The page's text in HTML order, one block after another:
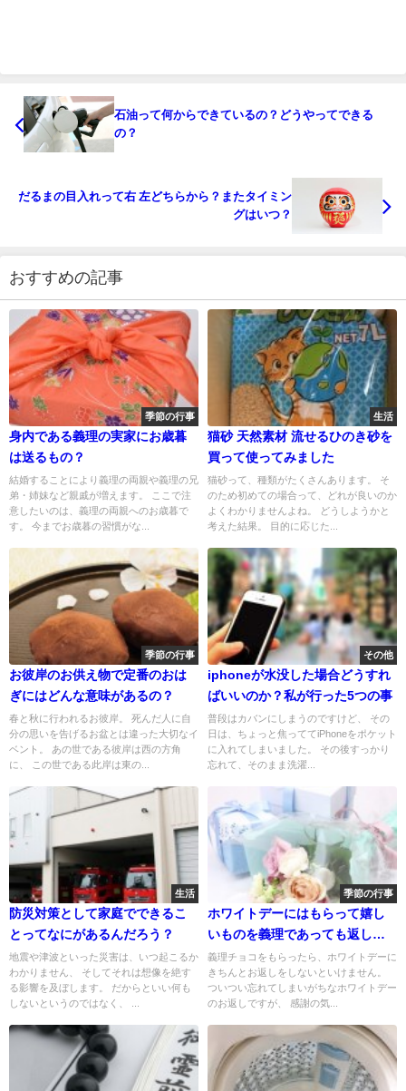
石油って何からできているの？どうやってできる
の？
だるまの目入れって右 左どちらから？またタイミン
グはいつ？
おすすめの記事
季節の行事
身内である義理の実家にお歳暮
は送るもの？
結婚することにより義理の両親や義理の兄
弟・姉妹など親戚が増えます。 ここで注
意したいのは、義理の両親へのお歳暮で
す。 今までお歳暮の習慣がな...
生活
猫砂 天然素材 流せるひのき砂を
買って使ってみました
猫砂って、種類がたくさんあります。 そ
のため初めての場合って、どれが良いのか
よくわかりませんよね。 どうしようかと
考えた結果。 目的に応じた...
季節の行事
お彼岸のお供え物で定番のおは
ぎにはどんな意味があるの？
春と秋に行われるお彼岸。 死んだ人に自
分の思いを告げるお盆とは違った大切なイ
ベント。 あの世である彼岸は西の方角
に、 この世である此岸は東の...
その他
iphoneが水没した場合どうすれ
ばいいのか？私が行った5つの事
普段はカバンにしまうのですけど、 その
日は、ちょっと焦っててiPhoneをポケット
に入れてしまいました。 その後すっかり
忘れて、そのまま洗濯...
生活
防災対策として家庭でできるこ
とってなにがあるんだろう？
地震や津波といった災害は、いつ起こるか
わかりません、 そしてそれは想像を絶す
る影響を及ぼします。 だからといい何も
しないというのではなく、 ...
季節の行事
ホワイトデーにはもらって嬉し
いものを義理であっても返しま
しょう
義理チョコをもらったら、ホワイトデーに
きちんとお返しをしないといけません。
ついつい忘れてしまいがちなホワイトデー
のお返しですが、 感謝の気...